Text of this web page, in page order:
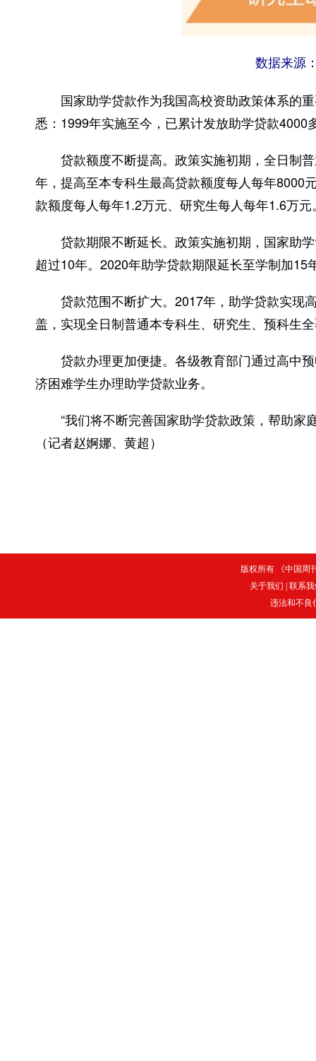
数据来源
国家助学贷款作为我国高校资助政策体系的重
悉：1999年实施至今，已累计发放助学贷款
贷款额度不断提高。政策实施初期，全日制普
年，提高至本专科生最高贷款额度每人每年8000
款额度每人每年1.2万元、研究生每人每年1.6万元
贷款期限不断延长。政策实施初期，国家助学
超过10年。2020年助学贷款期限延长至学制加15
贷款范围不断扩大。2017年，助学贷款实现
盖，实现全日制普通本专科生、研究生、预科生
贷款办理更加便捷。各级教育部门通过高中预
济困难学生办理助学贷款业务。
“我们将不断完善国家助学贷款政策，帮助家
（记者赵婀娜、黄超）
版权所有 《中国周
关于我们
联系
违法和不良